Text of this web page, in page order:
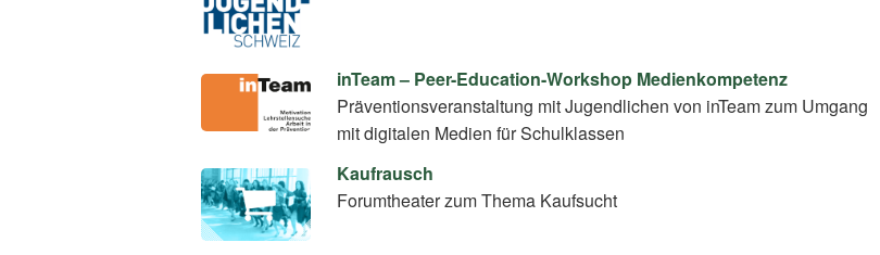
inTeam – Peer-Education-Workshop Medienkompetenz
Präventionsveranstaltung mit Jugendlichen von inTeam zum Umgang
mit digitalen Medien für Schulklassen
Kaufrausch
Forumtheater zum Thema Kaufsucht